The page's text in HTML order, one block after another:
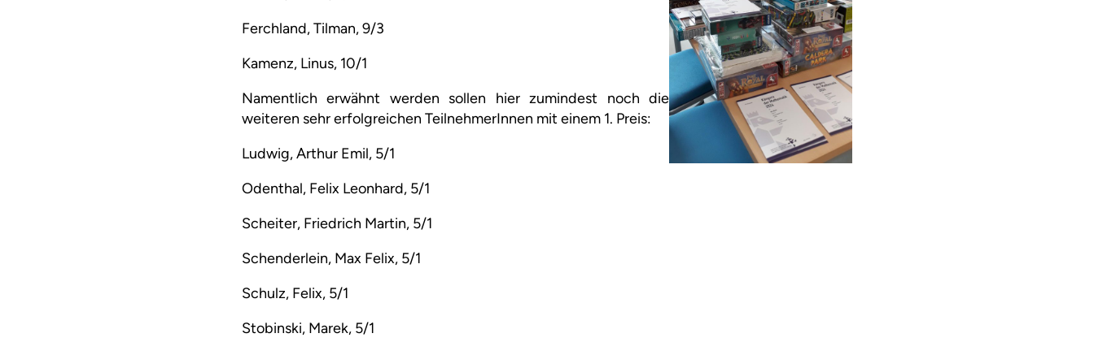
Ferchland, Tilman, 9/3
Kamenz, Linus, 10/1
Namentlich erwähnt werden sollen hier zumindest noch die
weiteren sehr erfolgreichen TeilnehmerInnen mit einem 1. Preis:
Ludwig, Arthur Emil, 5/1
Odenthal, Felix Leonhard, 5/1
Scheiter, Friedrich Martin, 5/1
Schenderlein, Max Felix, 5/1
Schulz, Felix, 5/1
Stobinski, Marek, 5/1